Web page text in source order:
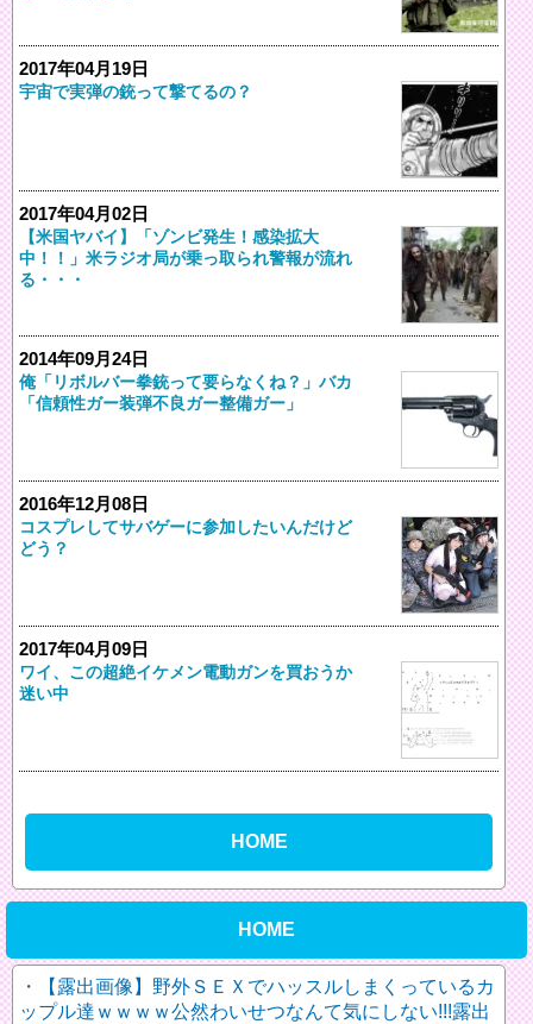
2017年04月19日
宇宙で実弾の銃って撃てるの？
2017年04月02日
【米国ヤバイ】「ゾンビ発生！感染拡大
中！！」米ラジオ局が乗っ取られ警報が流れ
る・・・
2014年09月24日
俺「リボルバー拳銃って要らなくね？」バカ
「信頼性ガー装弾不良ガー整備ガー」
2016年12月08日
コスプレしてサバゲーに参加したいんだけど
どう？
2017年04月09日
ワイ、この超絶イケメン電動ガンを買おうか
迷い中
HOME
HOME
【露出画像】野外ＳＥＸでハッスルしまくっているカ
ップル達ｗｗｗｗ公然わいせつなんて気にしない!!!露出